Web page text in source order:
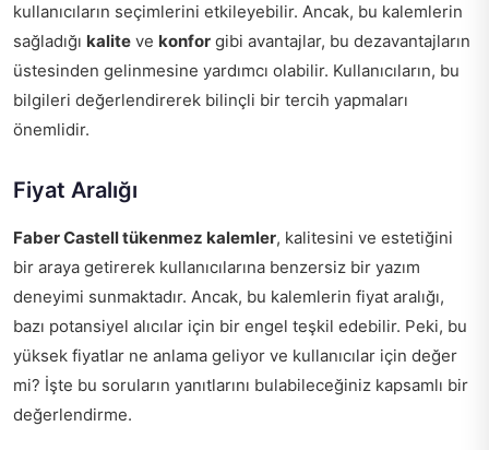
kullanıcıların seçimlerini etkileyebilir. Ancak, bu kalemlerin
sağladığı kalite ve konfor gibi avantajlar, bu dezavantajların
üstesinden gelinmesine yardımcı olabilir. Kullanıcıların, bu
bilgileri değerlendirerek bilinçli bir tercih yapmaları
önemlidir.
Fiyat Aralığı
Faber Castell tükenmez kalemler, kalitesini ve estetiğini
bir araya getirerek kullanıcılarına benzersiz bir yazım
deneyimi sunmaktadır. Ancak, bu kalemlerin fiyat aralığı,
bazı potansiyel alıcılar için bir engel teşkil edebilir. Peki, bu
yüksek fiyatlar ne anlama geliyor ve kullanıcılar için değer
mi? İşte bu soruların yanıtlarını bulabileceğiniz kapsamlı bir
değerlendirme.